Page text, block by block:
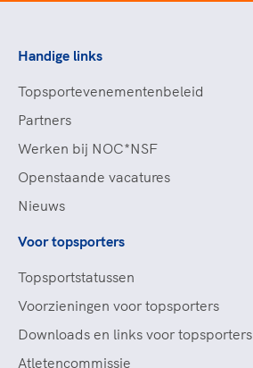
Handige links
Topsportevenementenbeleid
Partners
Werken bij NOC*NSF
Openstaande vacatures
Nieuws
Voor topsporters
Topsportstatussen
Voorzieningen voor topsporters
Downloads en links voor topsporters
Atletencommissie